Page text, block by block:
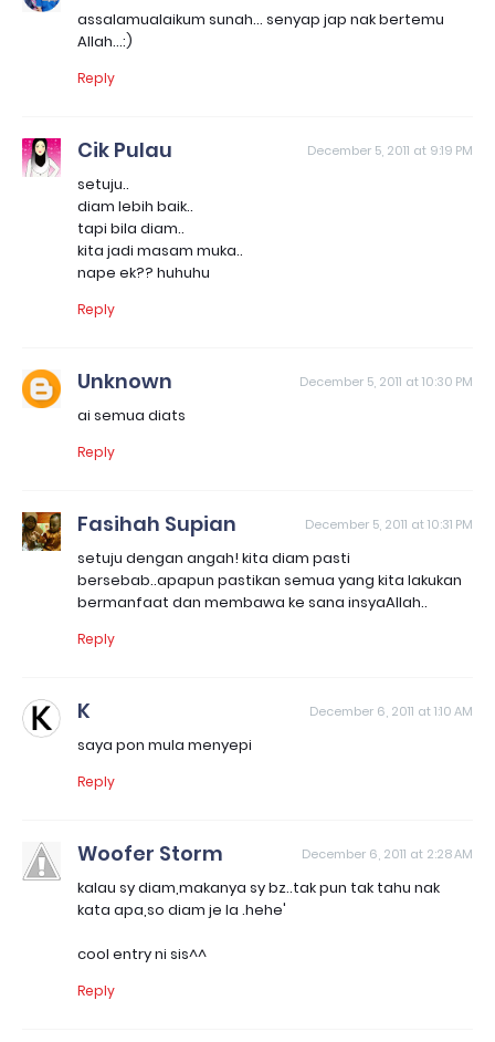
assalamualaikum sunah... senyap jap nak bertemu
Allah...:)
Reply
Cik Pulau December 5, 2011 at 9:19 PM
setuju..
diam lebih baik..
tapi bila diam..
kita jadi masam muka..
nape ek?? huhuhu
Reply
Unknown December 5, 2011 at 10:30 PM
ai semua diats
Reply
Fasihah Supian December 5, 2011 at 10:31 PM
setuju dengan angah! kita diam pasti
bersebab..apapun pastikan semua yang kita lakukan
bermanfaat dan membawa ke sana insyaAllah..
Reply
K December 6, 2011 at 1:10 AM
saya pon mula menyepi
Reply
Woofer Storm December 6, 2011 at 2:28 AM
kalau sy diam,makanya sy bz..tak pun tak tahu nak
kata apa,so diam je la .hehe'
cool entry ni sis^^
Reply